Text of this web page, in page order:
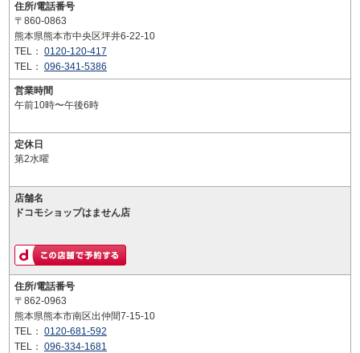
住所/電話番号
〒860-0863
熊本県熊本市中央区坪井6-22-10
TEL： 0120-120-417
TEL： 096-341-5386
営業時間
午前10時〜午後6時
定休日
第2水曜
店舗名
ドコモショップはません店
住所/電話番号
〒862-0963
熊本県熊本市南区出仲間7-15-10
TEL： 0120-681-592
TEL： 096-334-1681